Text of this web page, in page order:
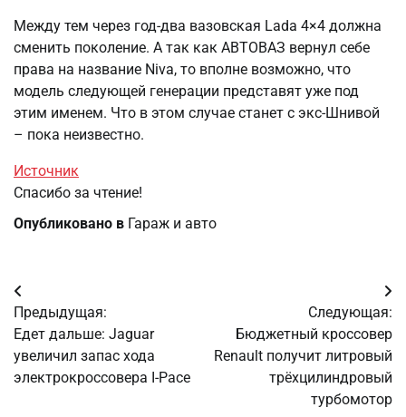
Между тем через год-два вазовская Lada 4×4 должна
сменить поколение. А так как АВТОВАЗ вернул себе
права на название Niva, то вполне возможно, что
модель следующей генерации представят уже под
этим именем. Что в этом случае станет с экс-Шнивой
– пока неизвестно.
Источник
Спасибо за чтение!
Опубликовано в Гараж и авто
Навигация
по
записям
Предыдущая:
Едет дальше: Jaguar
увеличил запас хода
электрокроссовера I-Pace
Следующая:
Бюджетный кроссовер
Renault получит литровый
трёхцилиндровый
турбомотор